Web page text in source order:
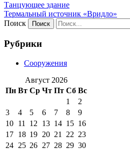
Танцующее здание
Термальный источник «Вридло»
Поиск
Рубрики
Сооружения
Август 2026
Пн Вт Ср Чт Пт Сб Вс
1
2
3
4 5 6 7 8
9
10 11 12 13 14 15 16
17 18 19 20 21 22 23
24 25 26 27 28 29 30